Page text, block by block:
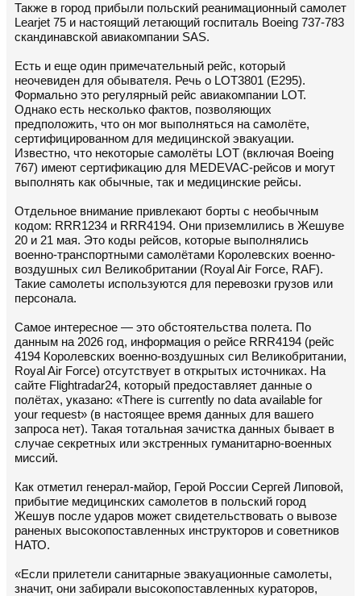
Также в город прибыли польский реанимационный самолет
Learjet 75 и настоящий летающий госпиталь Boeing 737-783
скандинавской авиакомпании SAS.
Есть и еще один примечательный рейс, который
неочевиден для обывателя. Речь о LOT3801 (E295).
Формально это регулярный рейс авиакомпании LOT.
Однако есть несколько фактов, позволяющих
предположить, что он мог выполняться на самолёте,
сертифицированном для медицинской эвакуации.
Известно, что некоторые самолёты LOT (включая Boeing
767) имеют сертификацию для MEDEVAC-рейсов и могут
выполнять как обычные, так и медицинские рейсы.
Отдельное внимание привлекают борты с необычным
кодом: RRR1234 и RRR4194. Они приземлились в Жешуве
20 и 21 мая. Это коды рейсов, которые выполнялись
военно-транспортными самолётами Королевских военно-
воздушных сил Великобритании (Royal Air Force, RAF).
Такие самолеты используются для перевозки грузов или
персонала.
Самое интересное — это обстоятельства полета. По
данным на 2026 год, информация о рейсе RRR4194 (рейс
4194 Королевских военно-воздушных сил Великобритании,
Royal Air Force) отсутствует в открытых источниках. На
сайте Flightradar24, который предоставляет данные о
полётах, указано: «There is currently no data available for
your request» (в настоящее время данных для вашего
запроса нет). Такая тотальная зачистка данных бывает в
случае секретных или экстренных гуманитарно-военных
миссий.
Как отметил генерал-майор, Герой России Сергей Липовой,
прибытие медицинских самолетов в польский город
Жешув после ударов может свидетельствовать о вывозе
раненых высокопоставленных инструкторов и советников
НАТО.
«Если прилетели санитарные эвакуационные самолеты,
значит, они забирали высокопоставленных кураторов,